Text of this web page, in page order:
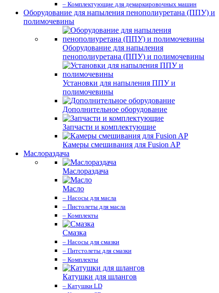
– Комплектующие для демаркировочных машин
Оборудование для напыления пенополиуретана (ППУ) и
полимочевины
Оборудование для напыления
пенополиуретана (ППУ) и полимочевины
Установки для напыления ППУ и
полимочевины
Дополнительное оборудование
Запчасти и комплектующие
Камеры смешивания для Fusion AP
Маслораздача
Маслораздача
Масло
– Насосы для масла
– Пистолеты для масла
– Комплекты
Смазка
– Насосы для смазки
– Питстолеты для смазки
– Комплекты
Катушки для шлангов
– Катушки LD